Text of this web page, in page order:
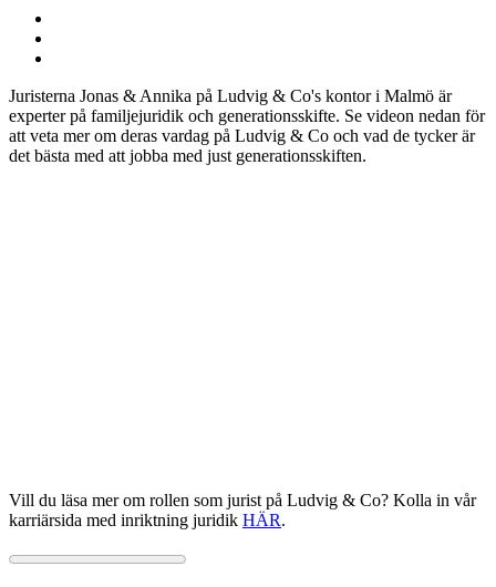
Juristerna Jonas & Annika på Ludvig & Co's kontor i Malmö är
experter på familjejuridik och generationsskifte. Se videon nedan för
att veta mer om deras vardag på Ludvig & Co och vad de tycker är
det bästa med att jobba med just generationsskiften.
Vill du läsa mer om rollen som jurist på Ludvig & Co? Kolla in vår
karriärsida med inriktning juridik HÄR.